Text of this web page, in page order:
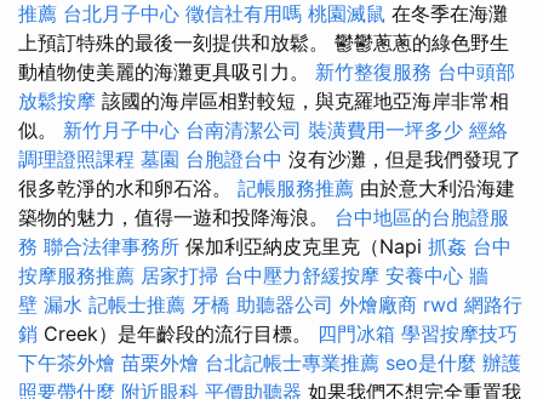
推薦 台北月子中心 徵信社有用嗎 桃園滅鼠 在冬季在海灘
上預訂特殊的最後一刻提供和放鬆。 鬱鬱蔥蔥的綠色野生
動植物使美麗的海灘更具吸引力。 新竹整復服務 台中頭部
放鬆按摩 該國的海岸區相對較短，與克羅地亞海岸非常相
似。 新竹月子中心 台南清潔公司 裝潢費用一坪多少 經絡
調理證照課程 墓園 台胞證台中 沒有沙灘，但是我們發現了
很多乾淨的水和卵石浴。 記帳服務推薦 由於意大利沿海建
築物的魅力，值得一遊和投降海浪。 台中地區的台胞證服
務 聯合法律事務所 保加利亞納皮克里克（Napi 抓姦 台中
按摩服務推薦 居家打掃 台中壓力舒緩按摩 安養中心 牆
壁 漏水 記帳士推薦 牙橋 助聽器公司 外燴廠商 rwd 網路行
銷 Creek）是年齡段的流行目標。 四門冰箱 學習按摩技巧
下午茶外燴 苗栗外燴 台北記帳士專業推薦 seo是什麼 辦護
照要帶什麼 附近眼科 平價助聽器 如果我們不想完全重置我